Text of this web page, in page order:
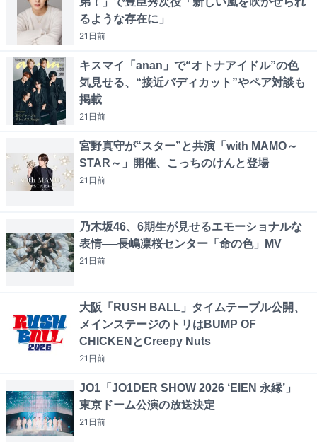
るような存在に」
21日前
キスマイ「anan」で“オトナアイドル”の色
気見せる、“接近バディカット”やペア対談も
掲載
21日前
宮野真守が“スター”と共演「with MAMO～
STAR～」開催、こっちのけんと登場
21日前
乃木坂46、6期生が見せるエモーショナルな
表情──長嶋凛桜センター「命の色」MV
21日前
大阪「RUSH BALL」タイムテーブル公開、
メインステージのトリはBUMP OF
CHICKENとCreepy Nuts
21日前
JO1「JO1DER SHOW 2026 ‘EIEN 永縁’」
東京ドーム公演の放送決定
21日前